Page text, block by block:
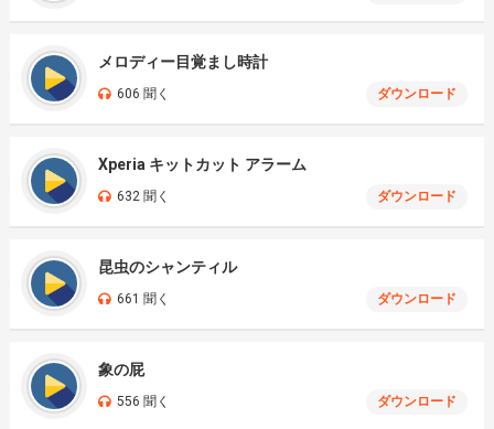
メロディー目覚まし時計
606 聞く ダウンロード
Xperia キットカット アラーム
632 聞く ダウンロード
昆虫のシャンティル
661 聞く ダウンロード
象の屁
556 聞く ダウンロード